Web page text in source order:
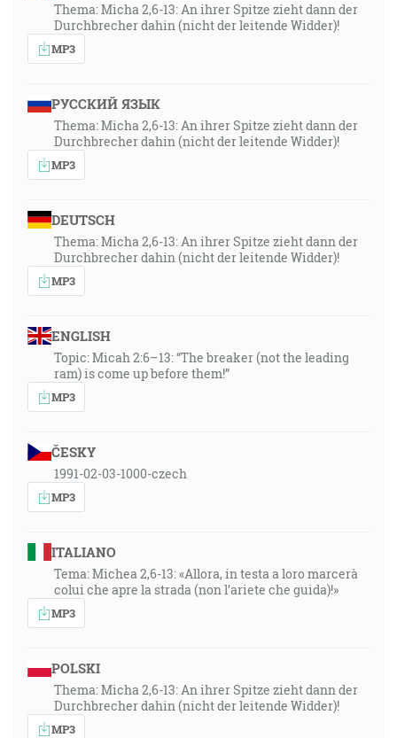
Thema: Micha 2,6-13: An ihrer Spitze zieht dann der
Durchbrecher dahin (nicht der leitende Widder)!
MP3
РУССКИЙ ЯЗЫК
Thema: Micha 2,6-13: An ihrer Spitze zieht dann der
Durchbrecher dahin (nicht der leitende Widder)!
MP3
DEUTSCH
Thema: Micha 2,6-13: An ihrer Spitze zieht dann der
Durchbrecher dahin (nicht der leitende Widder)!
MP3
ENGLISH
Topic: Micah 2:6–13: “The breaker (not the leading
ram) is come up before them!”
MP3
ČESKY
1991-02-03-1000-czech
MP3
ITALIANO
Tema: Michea 2,6-13: «Allora, in testa a loro marcerà
colui che apre la strada (non l’ariete che guida)!»
MP3
POLSKI
Thema: Micha 2,6-13: An ihrer Spitze zieht dann der
Durchbrecher dahin (nicht der leitende Widder)!
MP3